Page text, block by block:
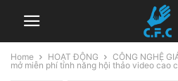
Home HOẠT ĐỘNG CÔNG NGHỆ
mở miễn phí tính năng hội thảo video cao